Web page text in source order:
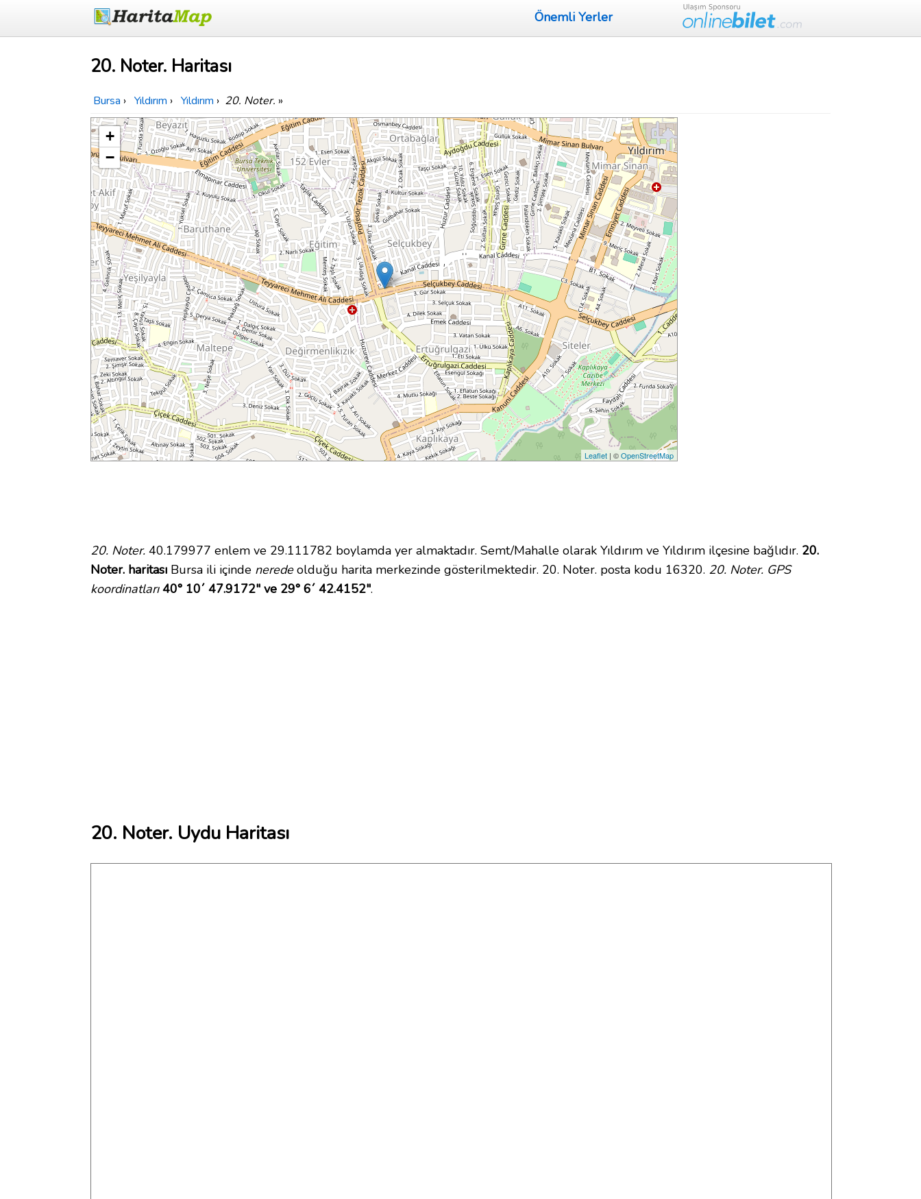
Önemli Yerler
20. Noter. Haritası
Bursa › Yıldırım › Yıldırım › 20. Noter. »
+
−
Leaflet | ©OpenStreetMap
20. Noter. 40.179977 enlem ve 29.111782 boylamda yer almaktadır. Semt/Mahalle olarak Yıldırım ve Yıldırım ilçesine bağlıdır. 20.
Noter. haritası Bursa ili içinde neredeolduğu harita merkezinde gösterilmektedir. 20. Noter. posta kodu 16320. 20. Noter. GPS
koordinatları 40° 10´ 47.9172" ve 29° 6´ 42.4152".
20. Noter. Uydu Haritası